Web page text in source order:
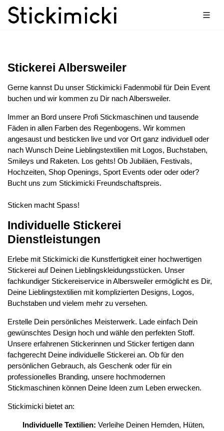
Stickerei Albersweiler
Gerne kannst Du unser Stickimicki Fadenmobil für Dein Event
buchen und wir kommen zu Dir nach Albersweiler.
Immer an Bord unsere Profi Stickmaschinen und tausende
Fäden in allen Farben des Regenbogens. Wir kommen
angesaust und besticken live und vor Ort ganz individuell oder
nach Wunsch Deine Lieblingstextilien mit Logos, Buchstaben,
Smileys und Raketen. Los gehts! Ob Jubiläen, Festivals,
Hochzeiten, Shop Openings, Sport Events oder oder oder?
Bucht uns zum Stickimicki Freundschaftspreis.
Sticken macht Spass!
Individuelle Stickerei
Dienstleistungen
Erlebe mit Stickimicki die Kunstfertigkeit einer hochwertigen
Stickerei auf Deinen Lieblingskleidungsstücken. Unser
fachkundiger Stickereiservice in Albersweiler ermöglicht es Dir,
Deine Lieblingstextilien mit komplizierten Designs, Logos,
Buchstaben und vielem mehr zu versehen.
Erstelle Dein persönliches Meisterwerk. Lade einfach Dein
gewünschtes Design hoch und wähle den perfekten Stoff.
Unsere erfahrenen Stickerinnen und Sticker fertigen dann
fachgerecht Deine individuelle Stickerei an. Ob für den
persönlichen Gebrauch, als Geschenk oder für ein
professionelles Branding, unsere hochmodernen
Stickmaschinen können Deine Ideen zum Leben erwecken.
Stickimicki bietet an:
Individuelle Textilien: Verleihe Deinen Hemden, Hüten,